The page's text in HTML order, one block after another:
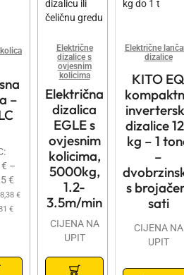
–
€ –
€
€
€
Električne
dizalice s
ovjesnim
kolicima
Električna
dizalica
EGLE s
ovjesnim
kolicima,
5000kg,
1.2-
3.5m/min
CIJENA NA
UPIT
Električne
dizalice
KITO EQ
dizalice
kg – 1
–
s
sati
CIJENA NA
UPIT